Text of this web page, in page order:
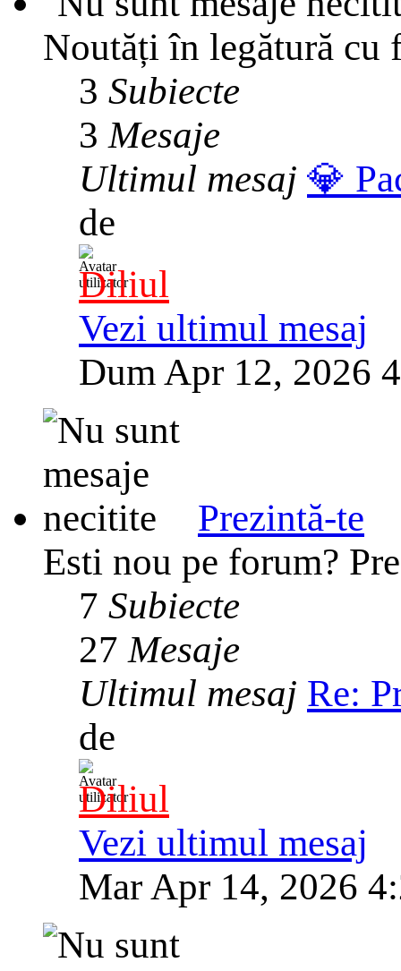
Noutăți în legătură cu
3 Subiecte
3Mesaje
Ultimul mesaj 💎
de
Diliul
Vezi ultimul mesaj
Dum Apr 12, 2026
Prezintă-te
Esti nou pe forum?
7 Subiecte
27Mesaje
Ultimul mesaj Re:
de
Diliul
Vezi ultimul mesaj
Mar Apr 14, 2026